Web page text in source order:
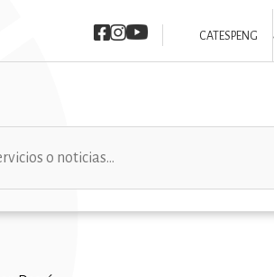
Imatge
Imatge
Imatge CAT ESPENG